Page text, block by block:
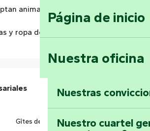
Página de inicio
Nuestra oficina
Nuestras
Nuestro cuartel
animales
y ropa de cama
Gîtes de France